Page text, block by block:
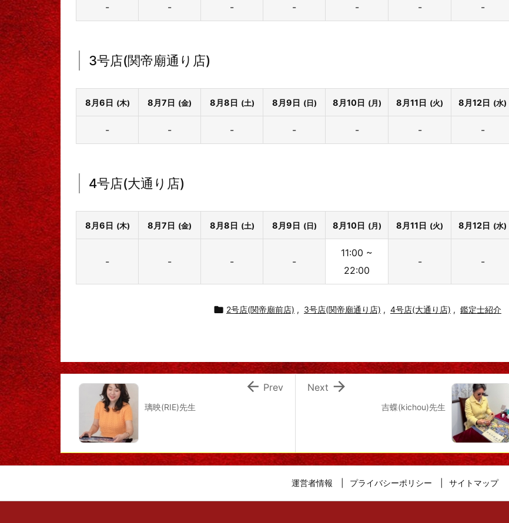
- - - - - - -
3号店(関帝廟通り店)
8月6日 (木) 8月7日 (金) 8月8日 (土) 8月9日 (日) 8月10日 (月) 8月11日 (火) 8月12日 (水)
- - - - - - -
4号店(大通り店)
8月6日 (木) 8月7日 (金) 8月8日 (土) 8月9日 (日) 8月10日 (月) 8月11日 (火) 8月12日 (水)
- - - -
11:00 ~
22:00
- -
 2号店(関帝廟前店) , 3号店(関帝廟通り店) , 4号店(大通り店) , 鑑定士紹介
吉蝶(kichou)先生

Next
璃映(RIE)先生
 Prev
運営者情報 プライバシーポリシー サイトマップ